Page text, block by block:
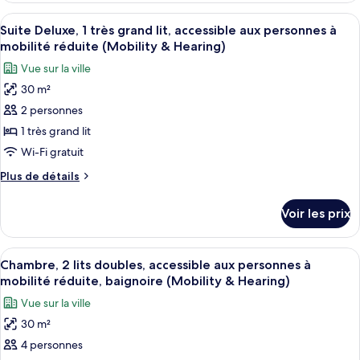
grand
lit
(Mobility
&
Hearing,
Roll-
in
Shower)
type
de
chambre
très
grand
lit
(Mobility
Hearing,
Roll-
in
Afficher
toutes
les
photos
pour
ce
type
de
chambre :
Suite
1
très
grand
lit,
accessible
aux
personnes
à
Une chambre d’hôtel avec un
10
Suite Deluxe, 1 très grand lit, accessible aux personnes à
mobilité réduite (Mobility & Hearing)
Vue sur la ville
30 m²
2 personnes
1 très grand lit
Wi-Fi gratuit
Plus de détails
Plus
le
type
de
chambre
Deluxe,
très
grand
Voir les prix
Afficher
toutes
les
photos
pour
ce
Une chambre d’hôtel avec deux lits,
21
Chambre, 2 lits doubles, accessible aux personnes à
mobilité réduite, baignoire (Mobility & Hearing)
Vue sur la ville
30 m²
4 personnes